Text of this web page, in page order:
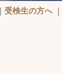
受検生の方へ｜